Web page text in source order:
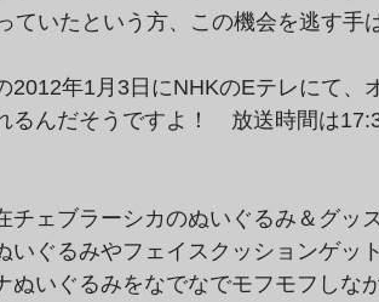
ていたという方、この機会を逃す手
2012年1月3日にNHKのEテレにて、
るんだそうですよ！　放送時間は
チェブラーシカのぬいぐるみ＆グッ
いぐるみやフェイスクッションゲッ
ぬいぐるみをなでなでモフモフしな